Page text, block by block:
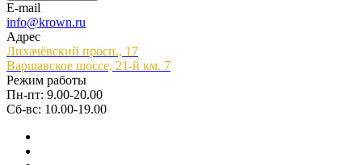
E-mail
info@krown.ru
Адрес
Лихачёвский просп., 17
Варшавское шоссе, 21-й км. 7
Режим работы
Пн-пт: 9.00-20.00
Сб-вс: 10.00-19.00